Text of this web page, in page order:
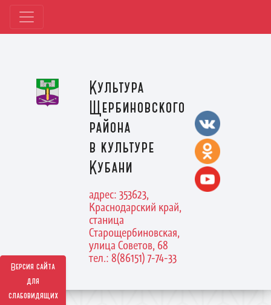
Версия сайта
для
слабовидящих
Культура
Щербиновского
района
в культуре
Кубани
адрес: 353623,
Краснодарский край,
станица
Старощербиновская,
улица Советов, 68
тел.: 8(86151) 7-74-33